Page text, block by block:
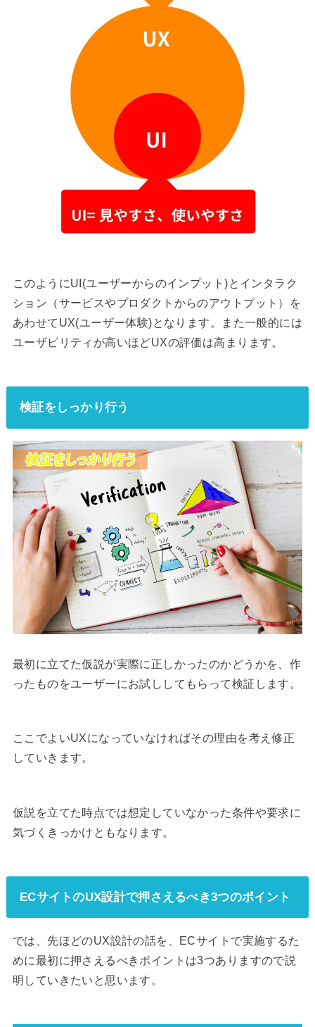
このようにUI(ユーザーからのインプット)とインタラク
ション（サービスやプロダクトからのアウトプット）を
あわせてUX(ユーザー体験)となります。また一般的には
ユーザビリティが高いほどUXの評価は高まります。
検証をしっかり行う
最初に立てた仮説が実際に正しかったのかどうかを、作
ったものをユーザーにお試ししてもらって検証します。
ここでよいUXになっていなければその理由を考え修正
していきます。
仮説を立てた時点では想定していなかった条件や要求に
気づくきっかけともなります。
ECサイトのUX設計で押さえるべき3つのポイント
では、先ほどのUX設計の話を、ECサイトで実施するた
めに最初に押さえるべきポイントは3つありますので説
明していきたいと思います。